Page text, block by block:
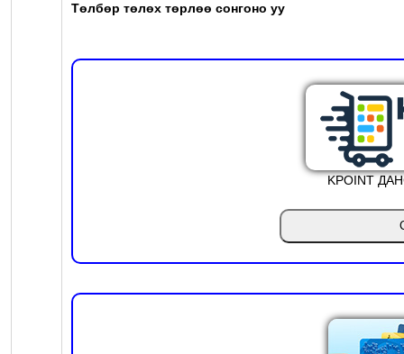
Төлбөр төлөх төрлөө сонгоно уу
KPOINT